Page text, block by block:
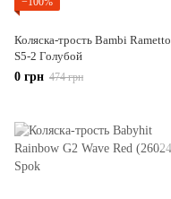
Коляска-трость Bambi Rametto
S5-2 Голубой
0 грн 474 грн